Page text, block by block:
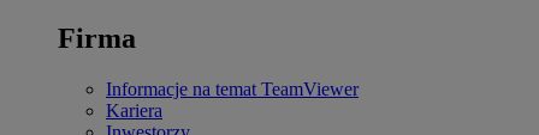
Firma
Informacje na temat TeamViewer
Kariera